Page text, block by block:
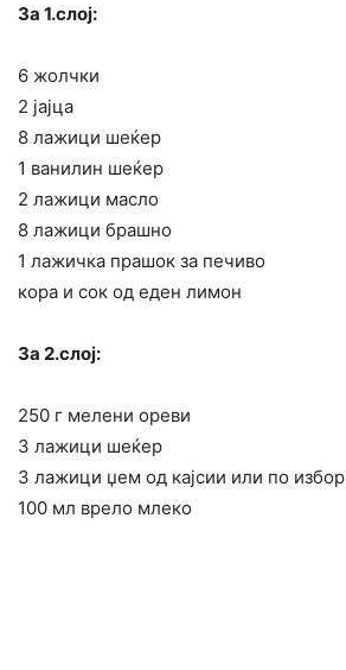
За 1.слој:
6 жолчки
2 јајца
8 лажици шеќер
1 ванилин шеќер
2 лажици масло
8 лажици брашно
1 лажичка прашок за печиво
кора и сок од еден лимон
За 2.слој:
250 г мелени ореви
3 лажици шеќер
3 лажици џем од кајсии или по избор
100 мл врело млеко